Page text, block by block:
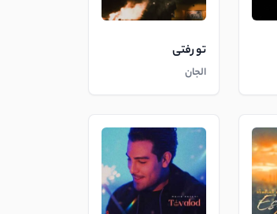
تو رفتی
الجان